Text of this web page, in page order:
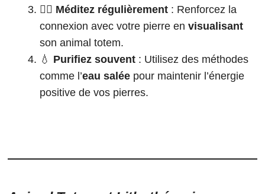
🧘‍♂️ Méditez régulièrement : Renforcez la
connexion avec votre pierre en visualisant
son animal totem.
💧 Purifiez souvent : Utilisez des méthodes
comme l’eau salée pour maintenir l’énergie
positive de vos pierres.